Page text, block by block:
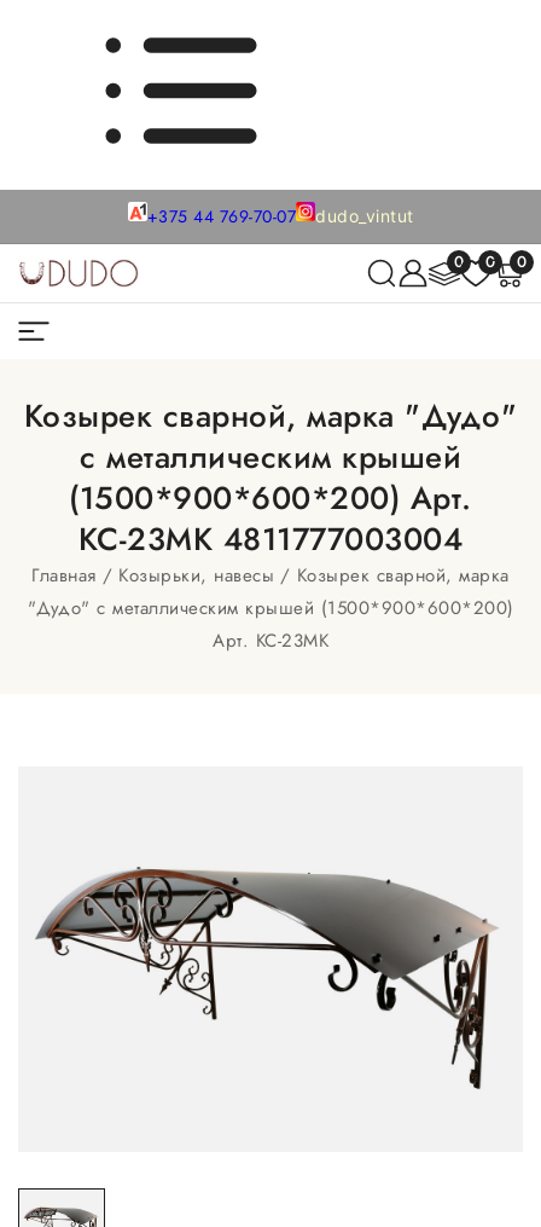
+375 44 769-70-07 dudo_vintut
0 0 0
Козырек сварной, марка "Дудо"
с металлическим крышей
(1500*900*600*200) Арт.
КС-23МК 4811777003004
Главная Козырьки, навесы
Козырек сварной, марка
"Дудо" с металлическим крышей (1500*900*600*200)
Арт. КС-23МК